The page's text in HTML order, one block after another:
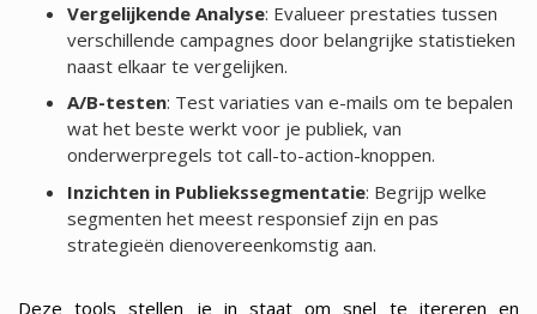
Vergelijkende Analyse: Evalueer prestaties tussen
verschillende campagnes door belangrijke statistieken
naast elkaar te vergelijken.
A/B-testen: Test variaties van e-mails om te bepalen
wat het beste werkt voor je publiek, van
onderwerpregels tot call-to-action-knoppen.
Inzichten in Publiekssegmentatie: Begrijp welke
segmenten het meest responsief zijn en pas
strategieën dienovereenkomstig aan.
Deze tools stellen je in staat om snel te itereren en